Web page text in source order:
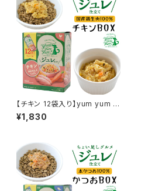
【チキン 12袋入り】yum yum y
um！ジュレ仕立て
¥1,830